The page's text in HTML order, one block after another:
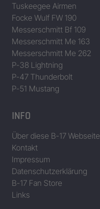
Tuskeegee Airmen
Focke Wulf FW 190
Messerschmitt Bf 109
Messerschmitt Me 163
Messerschmitt Me 262
P-38 Lightning
P-47 Thunderbolt
P-51 Mustang
INFO
Über diese B-17 Webseite
Kontakt
Impressum
Datenschutzerklärung
B-17 Fan Store
Links